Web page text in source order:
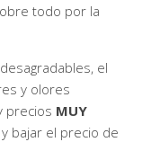
todo por la
el
y olores
precios MUY
bajar el precio de